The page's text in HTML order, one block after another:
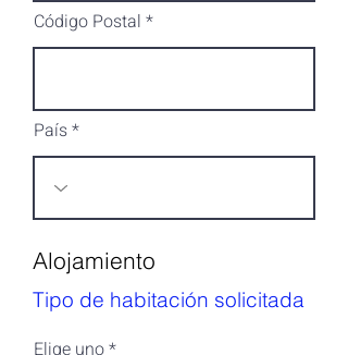
Código Postal
País
Alojamiento
Tipo de habitación solicitada
Elige uno